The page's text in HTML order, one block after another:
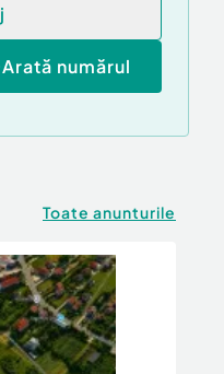
Arată numărul
Toate anunturile